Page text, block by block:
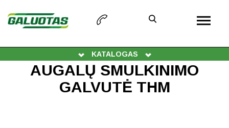
KATALOGAS
AUGALŲ SMULKINIMO
GALVUTĖ THM